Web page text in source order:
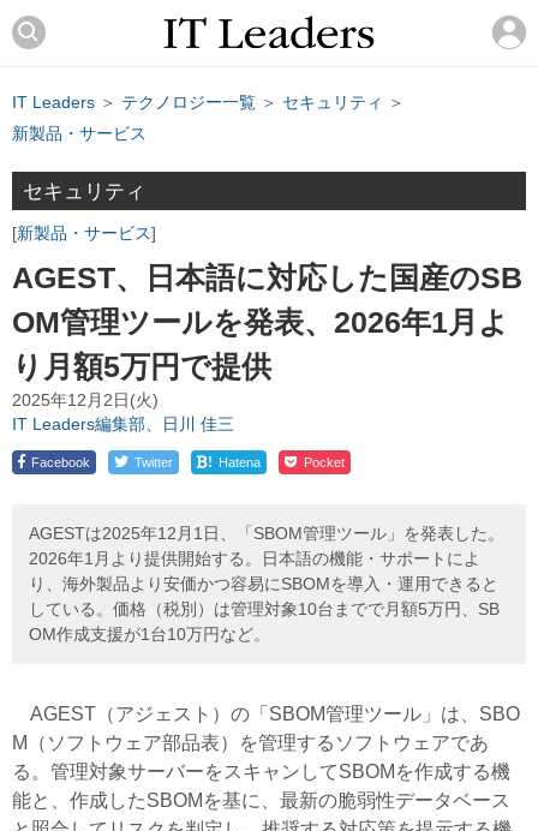
IT Leaders ＞ テクノロジー一覧 ＞ セキュリティ
＞
新製品・サービス
セキュリティ
新製品・サービス
AGEST、日本語に対応した国産のSB
OM管理ツールを発表、2026年1月よ
り月額5万円で提供
2025年12月2日(火)
IT Leaders編集部、日川 佳三
Facebook Twitter ! Hatena Pocket
AGESTは2025年12月1日、「SBOM管理ツール」を発表した。
2026年1月より提供開始する。日本語の機能・サポートによ
り、海外製品より安価かつ容易にSBOMを導入・運用できると
している。価格（税別）は管理対象10台までで月額5万円、SB
OM作成支援が1台10万円など。
AGEST （アジェスト） の「SBOM管理ツール」は、SBO
M（ソフトウェア部品表）を管理するソフトウェアであ
る。管理対象サーバーをスキャンしてSBOMを作成する機
能と、作成したSBOMを基に、最新の脆弱性データベース